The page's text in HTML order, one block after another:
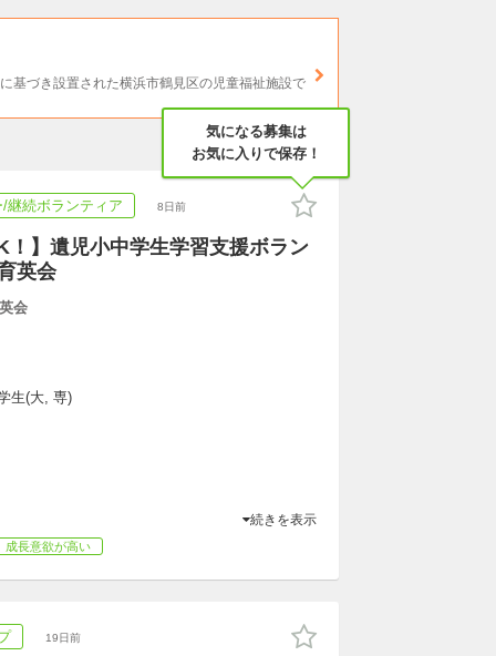
基づき設置された横浜市鶴見区の児童福祉施設で
気になる募集は
お気に入りで保存！
継続ボランティア 8日前
！】遺児小中学生学習支援ボラン
英会
会
生(大, 専)
続きを表示
成長意欲が高い
19日前